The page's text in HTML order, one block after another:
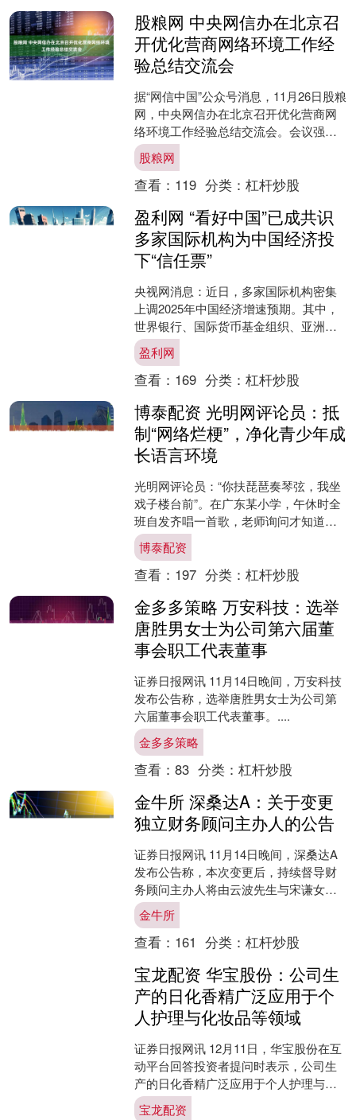
股粮网 中央网信办在北京召
开优化营商网络环境工作经
验总结交流会
据“网信中国”公众号消息，11月26日股粮
网，中央网信办在北京召开优化营商网
络环境工作经验总结交流会。会议强
调，优化营商网络环境是优化营商环境
的重要内容，也是网....
股粮网
查看： 119 分类： 杠杆炒股
盈利网 “看好中国”已成共识
多家国际机构为中国经济投
下“信任票”
央视网消息：近日，多家国际机构密集
上调2025年中国经济增速预期。其中，
世界银行、国际货币基金组织、亚洲开
发银行分别上调0.4、0.2、0.1个百分
点。多家机构....
盈利网
查看： 169 分类： 杠杆炒股
博泰配资 光明网评论员：抵
制“网络烂梗”，净化青少年成
长语言环境
光明网评论员：“你扶琵琶奏琴弦，我坐
戏子楼台前”。在广东某小学，午休时全
班自发齐唱一首歌，老师询问才知道，
这首歌源自网络恶搞视频“秦始皇骑北极
熊”的背景音乐。据....
博泰配资
查看： 197 分类： 杠杆炒股
金多多策略 万安科技：选举
唐胜男女士为公司第六届董
事会职工代表董事
证券日报网讯 11月14日晚间，万安科技
发布公告称，选举唐胜男女士为公司第
六届董事会职工代表董事。....
金多多策略
查看： 83 分类： 杠杆炒股
金牛所 深桑达A：关于变更
独立财务顾问主办人的公告
证券日报网讯 11月14日晚间，深桑达A
发布公告称，本次变更后，持续督导财
务顾问主办人将由云波先生与宋谦女士
担任。....
金牛所
查看： 161 分类： 杠杆炒股
宝龙配资 华宝股份：公司生
产的日化香精广泛应用于个
人护理与化妆品等领域
证券日报网讯 12月11日，华宝股份在互
动平台回答投资者提问时表示，公司生
产的日化香精广泛应用于个人护理与化
妆品等领域，关于含有公司香精成分的
宝龙配资